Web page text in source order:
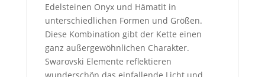
Edelsteinen Onyx und Hämatit in
unterschiedlichen Formen und Größen.
Diese Kombination gibt der Kette einen
ganz außergewöhnlichen Charakter.
Swarovski Elemente reflektieren